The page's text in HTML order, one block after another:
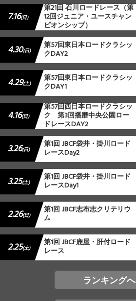
7.16(日)
第21回 石川ロードレース（第
12回ジュニア・ユースチャン
ピオンシップ）
4.30(日) 第57回東日本ロードクラシッ
クDAY2
4.29(土) 第57回東日本ロードクラシッ
クDAY1
4.16(日)
第57回西日本ロードクラシッ
ク 第3回播磨中央公園ロー
ドレースDAY2
3.26(日) 第1回 JBCF袋井・掛川ロード
レースDay2
3.25(土) 第1回 JBCF袋井・掛川ロード
レースDay1
2.26(日) 第1回 JBCF志布志クリテリウ
ム
2.25(土) 第1回 JBCF鹿屋・肝付ロード
レース
ランキングへ